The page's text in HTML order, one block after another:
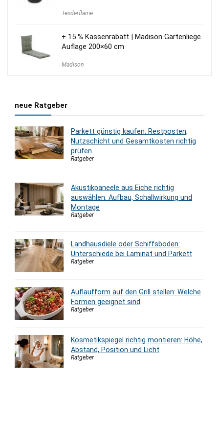
Tenderflame
+ 15 % Kassenrabatt | Madison Gartenliege
Auflage 200×60 cm
Madison
neue Ratgeber
Parkett günstig kaufen: Restposten,
Nutzschicht und Gesamtkosten richtig
prüfen
Ratgeber
Akustikpaneele aus Eiche richtig
auswählen: Aufbau, Schallwirkung und
Montage
Ratgeber
Landhausdiele oder Schiffsboden:
Unterschiede bei Laminat und Parkett
Ratgeber
Auflaufform auf den Grill stellen: Welche
Formen geeignet sind
Ratgeber
Kosmetikspiegel richtig montieren: Höhe,
Abstand, Position und Licht
Ratgeber